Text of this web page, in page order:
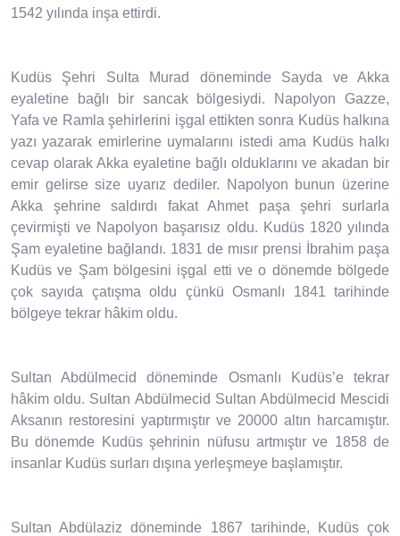
1542 yılında inşa ettirdi.
Kudüs Şehri Sulta Murad döneminde Sayda ve Akka
eyaletine bağlı bir sancak bölgesiydi. Napolyon Gazze,
Yafa ve Ramla şehirlerini işgal ettikten sonra Kudüs halkına
yazı yazarak emirlerine uymalarını istedi ama Kudüs halkı
cevap olarak Akka eyaletine bağlı olduklarını ve akadan bir
emir gelirse size uyarız dediler. Napolyon bunun üzerine
Akka şehrine saldırdı fakat Ahmet paşa şehri surlarla
çevirmişti ve Napolyon başarısız oldu. Kudüs 1820 yılında
Şam eyaletine bağlandı. 1831 de mısır prensi İbrahim paşa
Kudüs ve Şam bölgesini işgal etti ve o dönemde bölgede
çok sayıda çatışma oldu çünkü Osmanlı 1841 tarihinde
bölgeye tekrar hâkim oldu.
Sultan Abdülmecid döneminde Osmanlı Kudüs’e tekrar
hâkim oldu. Sultan Abdülmecid Sultan Abdülmecid Mescidi
Aksanın restoresini yaptırmıştır ve 20000 altın harcamıştır.
Bu dönemde Kudüs şehrinin nüfusu artmıştır ve 1858 de
insanlar Kudüs surları dışına yerleşmeye başlamıştır.
Sultan Abdülaziz döneminde 1867 tarihinde, Kudüs çok